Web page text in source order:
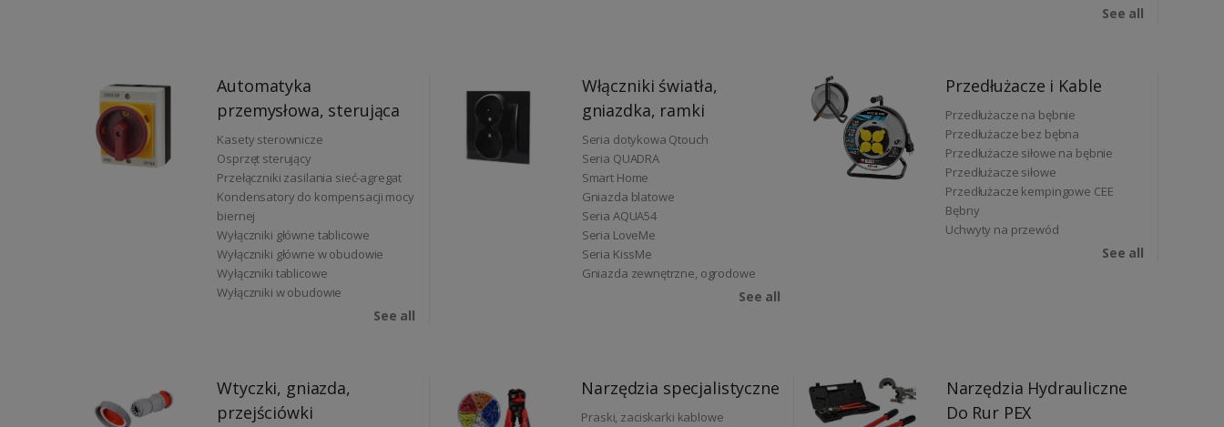
See all
Automatyka
przemysłowa, sterująca
Kasety sterownicze
Osprzęt sterujący
Przełączniki zasilania sieć-agregat
Kondensatory do kompensacji mocy
biernej
Wyłączniki główne tablicowe
Wyłączniki główne w obudowie
Wyłączniki tablicowe
Wyłączniki w obudowie
See all
Włączniki światła,
gniazdka, ramki
Seria dotykowa Qtouch
Seria QUADRA
Smart Home
Gniazda blatowe
Seria AQUA54
Seria LoveMe
Seria KissMe
Gniazda zewnętrzne, ogrodowe
See all
Przedłużacze i Kable
Przedłużacze na bębnie
Przedłużacze bez bębna
Przedłużacze siłowe na bębnie
Przedłużacze siłowe
Przedłużacze kempingowe CEE
Bębny
Uchwyty na przewód
See all
Wtyczki, gniazda,
przejściówki
Narzędzia specjalistyczne
Praski, zaciskarki kablowe
Narzędzia Hydrauliczne
Do Rur PEX